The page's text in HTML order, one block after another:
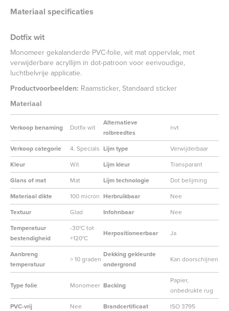
Materiaal specificaties
Dotfix wit
Monomeer gekalanderde PVC-folie, wit mat oppervlak, met
verwijderbare acryllijm in dot-patroon voor eenvoudige,
luchtbelvrije applicatie.
Productvoorbeelden: Raamsticker, Standaard sticker
Materiaal
Verkoop benaming Dotfix wit
Alternatieve
rolbreedtes
nvt
Verkoop categorie 4. Specials Lijm type
Verwijderbaar
Kleur
Wit Lijm kleur
Transparant
Glans of mat
Mat Lijm technologie
Dot belijming
Materiaal dikte
100 micron Herbruikbaar
Nee
Textuur
Glad Infohnbaar
Nee
Temperatuur
bestendigheid
-30°C tot
+120°C
Herpositioneerbaar Ja
Aanbreng
temperatuur
> 10 graden
Dekking gekleurde
ondergrond
Kan doorschijnen
Type folie Monomeer Backing
Papier,
onbedrukte rug
PVC-vrij
Nee Brandcertificaat ISO 3795